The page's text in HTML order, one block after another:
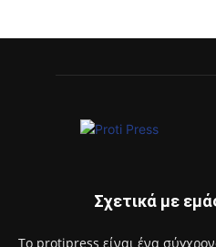
των πολιτών. Θα ενημερώνει
αθλητικά, auto moto, life style.